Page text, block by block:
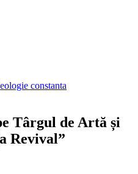
Târgul de Artă și
Revival”